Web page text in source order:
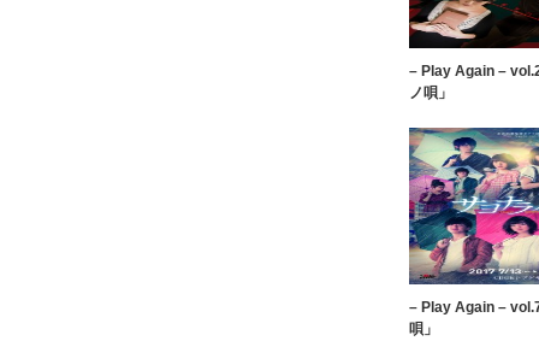
– Play Again –
ノ唄」
– Play Again –
唄」